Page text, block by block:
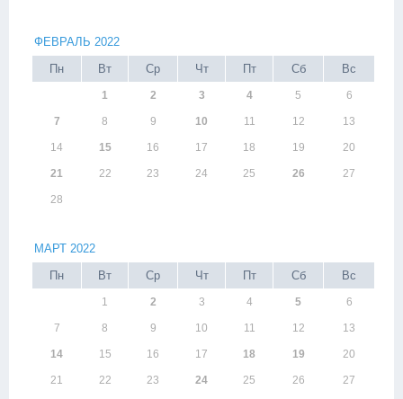
ФЕВРАЛЬ 2022
Пн
Вт Ср Чт Пт Сб Вс
1 2 3 4 5 6
7 8 9 10 11 12 13
14 15 16 17 18 19 20
21 22 23 24 25 26 27
28
МАРТ 2022
Пн
Вт Ср Чт Пт Сб Вс
1 2 3 4 5 6
7 8 9 10 11 12 13
14 15 16 17 18 19 20
21 22 23 24 25 26 27